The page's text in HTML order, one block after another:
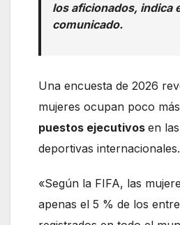
los aficionados, indica
comunicado.
Una encuesta de 2026
mujeres ocupan poco
puestos ejecutivos en
deportivas internacionales.
«Según la FIFA, las
apenas el 5 % de los